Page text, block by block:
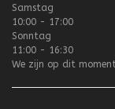
Samstag
10:00 - 17:00
Sonntag
11:00 - 16:30
We zijn op dit